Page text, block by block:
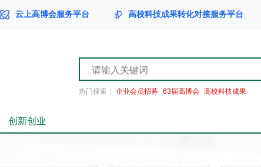
云上高博会服务平台 高校科技成果转化对接服务平台
热门搜索： 企业会员招募 63届高博会 高校科技成果
创新创业